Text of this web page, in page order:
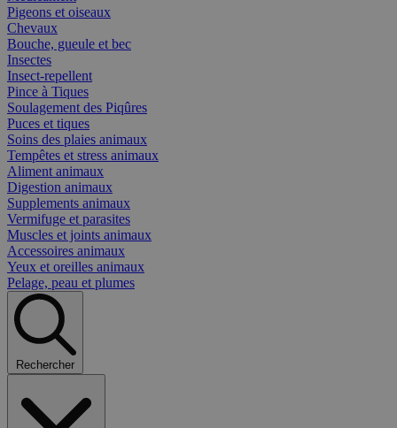
Pigeons et oiseaux
Chevaux
Bouche, gueule et bec
Insectes
Insect-repellent
Pince à Tiques
Soulagement des Piqûres
Puces et tiques
Soins des plaies animaux
Tempêtes et stress animaux
Aliment animaux
Digestion animaux
Supplements animaux
Vermifuge et parasites
Muscles et joints animaux
Accessoires animaux
Yeux et oreilles animaux
Pelage, peau et plumes
Rechercher